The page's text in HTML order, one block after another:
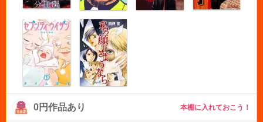
0円作品あり 本棚に入れておこう！